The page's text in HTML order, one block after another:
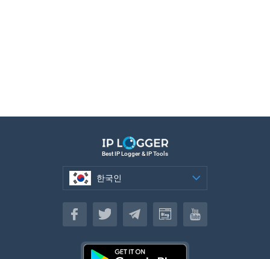
Best IP Logger & IP Tools
한국인
한국인